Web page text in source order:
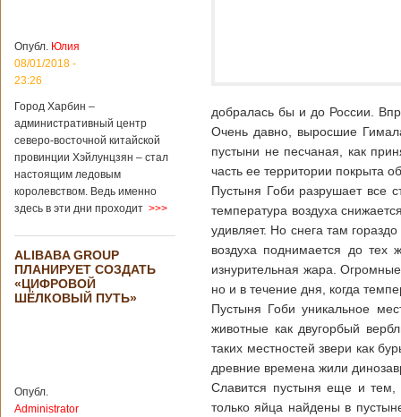
04/02/2020 - 15:45
Третий год
подряд Китай
становится
крупным
торговым
партнером
Германии
Как
свидетельствуют
данные, которые
Федеральным
статистическим
ведомством
Германии, в 2018
уже третий год
подряд. Объем
Опубл. Юлия
08/01/2018 -
23:26
Город Харбин –
административный центр
северо-восточной китайской
провинции Хэйлунцзян – стал
настоящим ледовым
королевством. Ведь именно
здесь в эти дни проходит >>>
ALIBABA GROUP
ПЛАНИРУЕТ СОЗДАТЬ
«ЦИФРОВОЙ
ШЁЛКОВЫЙ ПУТЬ»
Опубл.
Administrator
добралась бы и до России.
Очень давно, выросшие
пустыни не песчаная, как
часть ее территории покрыта
Пустыня Гоби разрушает все
температура воздуха
удивляет. Но снега там
воздуха поднимается до
изнурительная жара.
но и в течение дня, когда
Пустыня Гоби уникальное
животные как двугорбый
таких местностей звери как
древние времена жили
Славится пустыня еще и
только яйца найдены в